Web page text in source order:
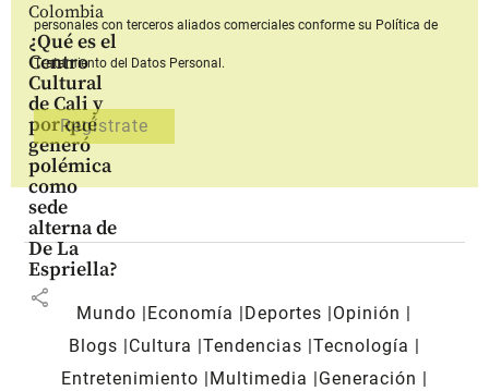
Colombia
¿Qué es el
Centro
Cultural
de Cali y
por qué
generó
polémica
como
sede
alterna de
De La
Espriella?
share
personales con terceros aliados comerciales conforme su Política de
Tratamiento del Datos Personal.
Mundo Economía Deportes
Opinión
Blogs
Cultura Tendencias Tecnología
Entretenimiento
Multimedia
Generación